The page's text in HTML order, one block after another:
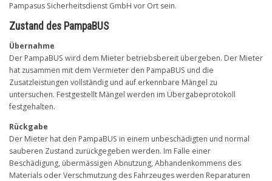
Pampasus Sicherheitsdienst GmbH vor Ort sein.
Zustand des PampaBUS
Übernahme
Der PampaBUS wird dem Mieter betriebsbereit übergeben. Der Mieter
hat zusammen mit dem Vermieter den PampaBUS und die
Zusatzleistungen vollständig und auf erkennbare Mängel zu
untersuchen. Festgestellt Mängel werden im Übergabeprotokoll
festgehalten.
Rückgabe
Der Mieter hat den PampaBUS in einem unbeschädigten und normal
sauberen Zustand zurückgegeben werden. Im Falle einer
Beschädigung, übermässigen Abnutzung, Abhandenkommens des
Materials oder Verschmutzung des Fahrzeuges werden Reparaturen